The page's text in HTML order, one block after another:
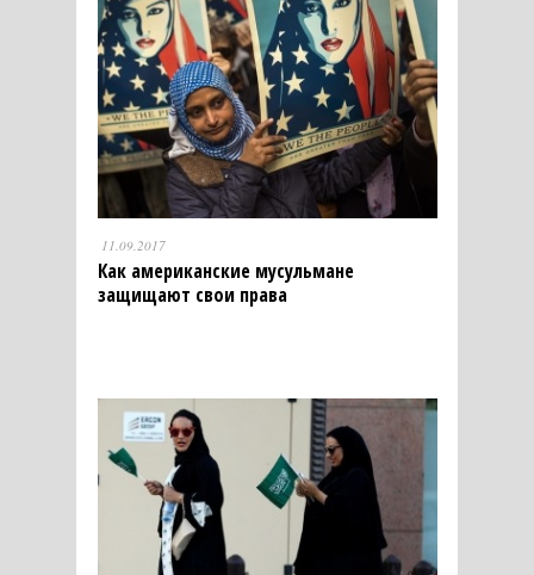
11.09.2017
Как американские мусульмане
защищают свои права